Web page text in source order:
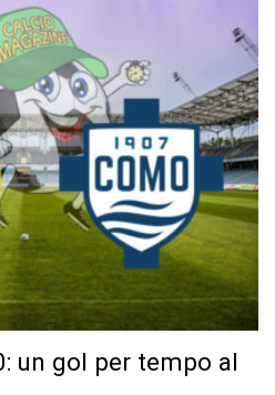
un gol per tempo al